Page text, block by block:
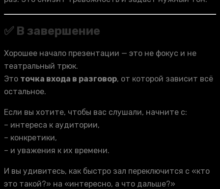
✅ В завершение
Хорошее начало презентации — это не фокус и не
театральный трюк.
Это точка входа в разговор, от которой зависит всё
остальное.
Если вы хотите, чтобы вас слушали, начните с:
– интереса к аудитории,
– конкретики,
– и уважения к их времени.
И вы удивитесь, как быстро зал переключится с «кто
это такой?» на «интересно, а что дальше?»